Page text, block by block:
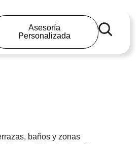
Asesoría
Personalizada
baños y zonas